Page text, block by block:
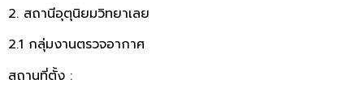
2. สถานีอุตุนิยมวิทยาเลย
2.1 กลุ่มงานตรวจอากาศ
สถานที่ตั้ง :